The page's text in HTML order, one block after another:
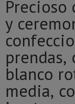
y
prendas,
blanco
media,